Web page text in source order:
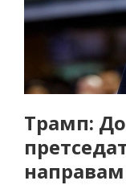
Трамп: